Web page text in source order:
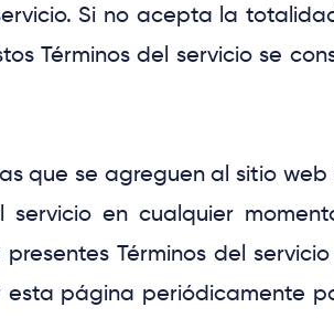
Si no acepta la
Términos del servicio se
que se agreguen al sitio
servicio en cualquier
Términos del
esta página periódicamente